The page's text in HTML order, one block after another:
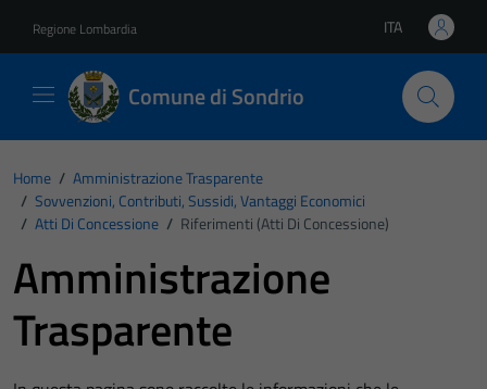
Regione Lombardia Lingua attiva:
ITA
Comune di Sondrio
Home / Amministrazione Trasparente
/ Sovvenzioni, Contributi, Sussidi, Vantaggi Economici
/ Atti Di Concessione / Riferimenti (Atti Di Concessione)
Amministrazione
Trasparente